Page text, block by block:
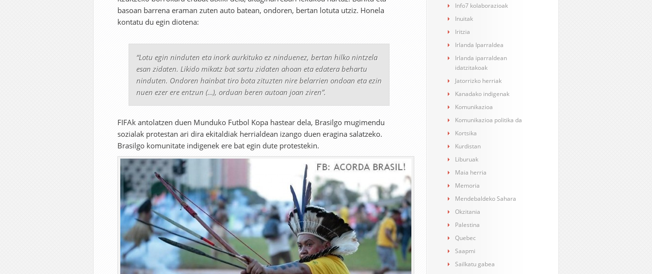
basoan barrena eraman zuten auto batean, ondoren, bertan lotuta utziz. Honela
kontatu du egin diotena:
“Lotu egin ninduten eta inork aurkituko ez ninduenez, bertan hilko nintzela
esan zidaten. Likido mikatz bat sartu zidaten ahoan eta edatera behartu
ninduten. Ondoren hainbat tiro bota zituzten nire belarrien ondoan eta ezin
nuen ezer ere entzun (…), orduan beren autoan joan ziren”.
FIFAk antolatzen duen Munduko Futbol Kopa hastear dela, Brasilgo mugimendu
sozialak protestan ari dira ekitaldiak herrialdean izango duen eragina salatzeko.
Brasilgo komunitate indigenek ere bat egin dute protestekin.
Info7 kolaborazioak
Inuitak
Iritzia
Irlanda Iparraldea
Irlanda iparraldean
idatzitakoak
Jatorrizko herriak
Kanadako indigenak
Komunikazioa
Komunikazioa politika da
Kortsika
Kurdistan
Liburuak
Maia herria
Memoria
Mendebaldeko Sahara
Okzitania
Palestina
Quebec
Saapmi
Sailkatu gabea